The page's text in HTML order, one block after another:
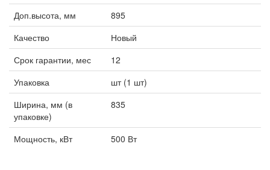
Доп.высота, мм
895
Качество
Новый
Срок гарантии, мес
12
Упаковка
шт (1 шт)
Ширина, мм (в
упаковке)
835
Мощность, кВт 500 Вт